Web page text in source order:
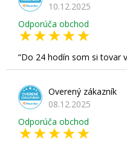
10.12.2025
Odporúča obchod
Do 24 hodín som si tovar
Overený zákazník
08.12.2025
Odporúča obchod